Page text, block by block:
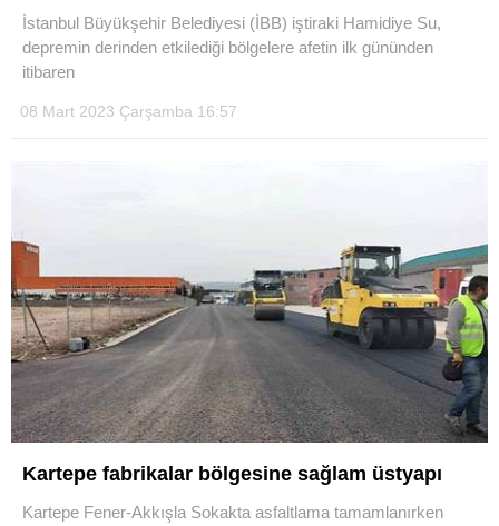
İstanbul Büyükşehir Belediyesi (İBB) iştiraki Hamidiye Su,
depremin derinden etkilediği bölgelere afetin ilk gününden
itibaren
08 Mart 2023 Çarşamba 16:57
Kartepe fabrikalar bölgesine sağlam üstyapı
Kartepe Fener-Akkışla Sokakta asfaltlama tamamlanırken